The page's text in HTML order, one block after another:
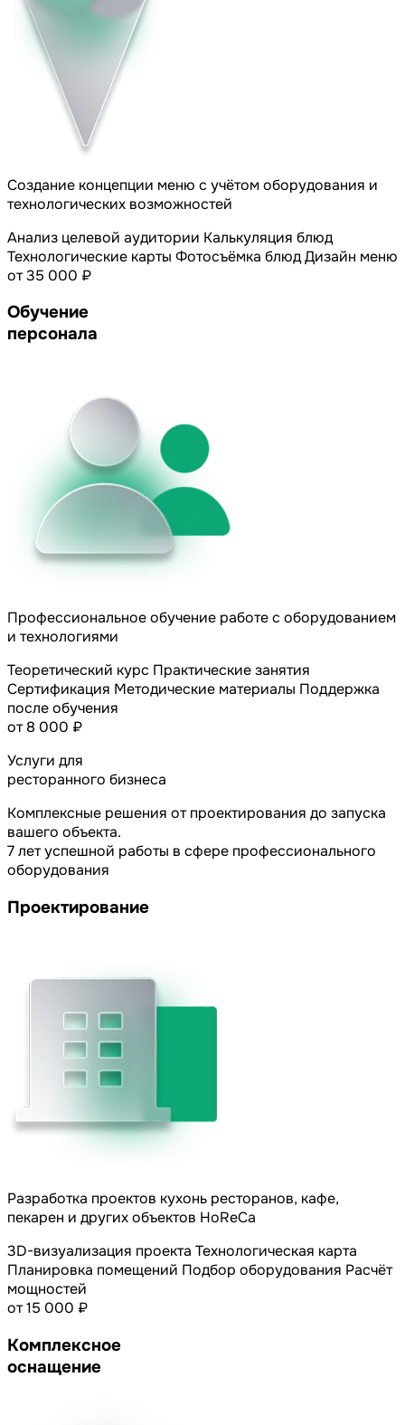
Создание концепции меню с учётом оборудования и
технологических возможностей
Анализ целевой аудитории Калькуляция блюд
Технологические карты Фотосъёмка блюдДизайн меню
от 35 000 ₽
Обучение
персонала
Профессиональное обучение работе с оборудованием
и технологиями
Теоретический курс Практические занятия
Сертификация Методические материалы Поддержка
после обучения
от 8 000 ₽
Услуги для
ресторанного бизнеса
Комплексные решения от проектирования до запуска
вашего объекта.
7 лет успешной работы в сфере профессионального
оборудования
Проектирование
Разработка проектов кухонь ресторанов, кафе,
пекарен и других объектов HoReCa
3D-визуализация проекта Технологическая карта
Планировка помещений Подбор оборудования Расчёт
мощностей
от 15 000 ₽
Комплексное
оснащение